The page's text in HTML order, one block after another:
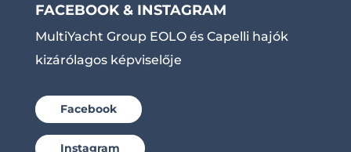
FACEBOOK & INSTAGRAM
MultiYacht Group EOLO és Capelli hajók
kizárólagos képviselője
Facebook
Instagram